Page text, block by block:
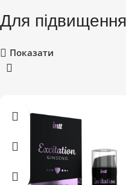
Для підвищення
Показати